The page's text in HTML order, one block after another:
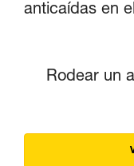
anticaídas en
Rodear un